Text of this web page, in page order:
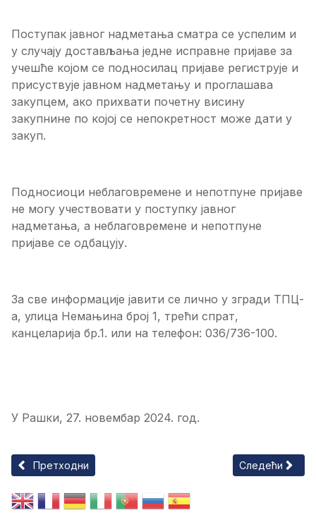
Поступак јавног надметања сматра се успелим и
у случају достављања једне исправне пријаве за
учешће којом се подносилац пријаве региструје и
присуствује јавном надметању и проглашава
закупцем, ако прихвати почетну висину
закупнине по којој се непокретност може дати у
закуп.
Подносиоци неблаговремене и непотпуне пријаве
не могу учествовати у поступку јавног
надметања, а неблаговремене и непотпуне
пријаве се одбацују.
За све информације јавити се лично у згради ТПЦ-
а, улица Немањина број 1, трећи спрат,
канцеларија бр.1. или на телефон: 036/736-100.
У Рашки, 27. новембар 2024. год.
Претходни чланак: ЗАКЉУЧАК КОМИСИЈЕ ЗА ДОДЕЛУ
Претходни Следећи
Следећи